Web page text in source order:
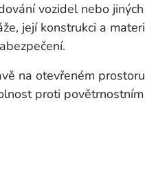
vozidel nebo
její konstrukci a
na otevřeném
proti